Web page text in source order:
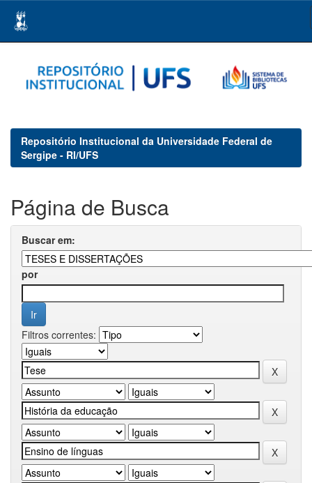
navigation
Repositório Institucional da Universidade Federal de
Sergipe - RI/UFS
Página de Busca
Buscar em:
por
Filtros correntes: